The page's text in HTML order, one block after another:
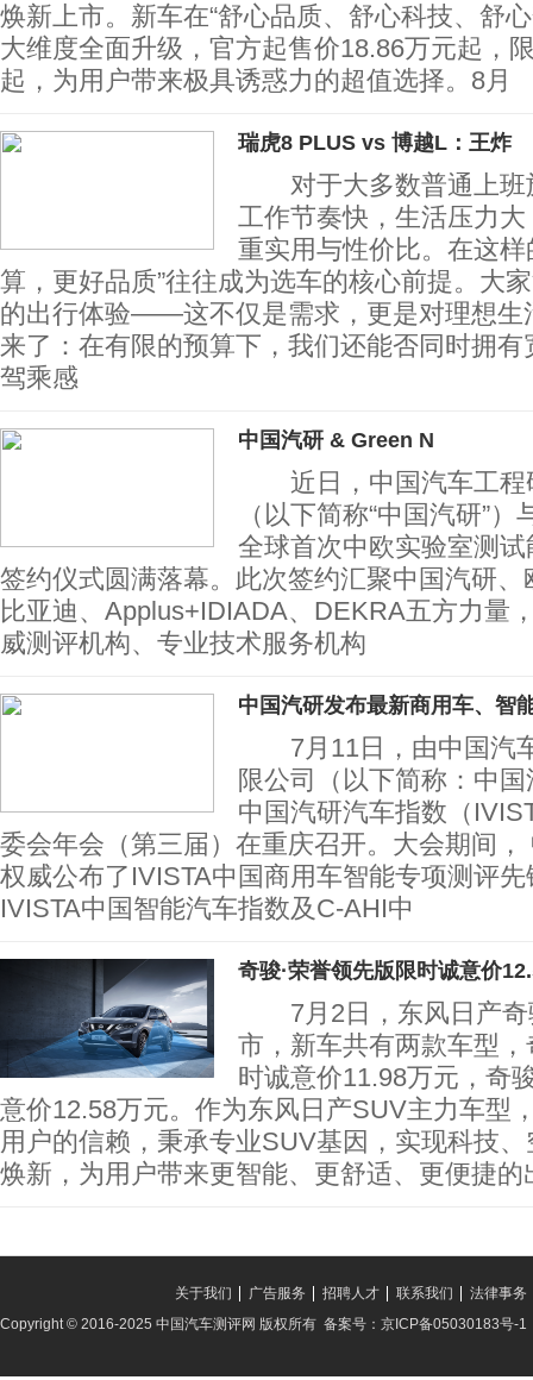
焕新上市。新车在“舒心品质、舒心科技、舒
大维度全面升级，官方起售价18.86万元起，
起，为用户带来极具诱惑力的超值选择。8月
瑞虎8 PLUS vs 博越L：王炸
对于大多数普通上班
工作节奏快，生活压力
重实用与性价比。在这样
算，更好品质”往往成为选车的核心前提。大
的出行体验——这不仅是需求，更是对理想生
来了：在有限的预算下，我们还能否同时拥
驾乘感
中国汽研 & Green N
近日，中国汽车工程
（以下简称“中国汽研”
全球首次中欧实验室测
签约仪式圆满落幕。此次签约汇聚中国汽研
比亚迪、Applus+IDIADA、DEKRA五方力量
威测评机构、专业技术服务机构
中国汽研发布最新商用车、智
7月11日，由中国汽
限公司（以下简称：中
中国汽研汽车指数（
委会年会（第三届）在重庆召开。大会期间
权威公布了IVISTA中国商用车智能专项测评
IVISTA中国智能汽车指数及C-AHI中
奇骏·荣誉领先版限时诚意价
7月2日，东风日产奇
市，新车共有两款车型，
时诚意价11.98万元，奇
意价12.58万元。作为东风日产SUV主力车型
用户的信赖，秉承专业SUV基因，实现科技
焕新，为用户带来更智能、更舒适、更便捷的
法律事务
联系我们
招聘人才
广告服务
关于我们
Copyright © 2016-2025 中国汽车测评网 版权所有 备案号：京ICP备05030183号-1